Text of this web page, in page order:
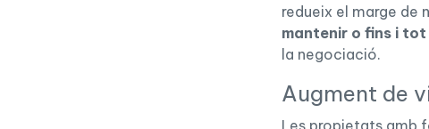
redueix el marge de
mantenir o fins i
la negociació.
Augment de
Les propietats amb